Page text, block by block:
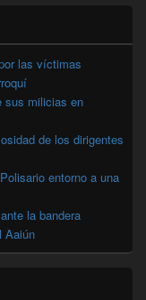
las víctimas
sus milicias en
de los dirigentes
entorno a una
la bandera
Aaiún